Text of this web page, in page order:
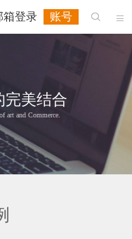

箱登录 账号 
完美结合
art and Commerce.